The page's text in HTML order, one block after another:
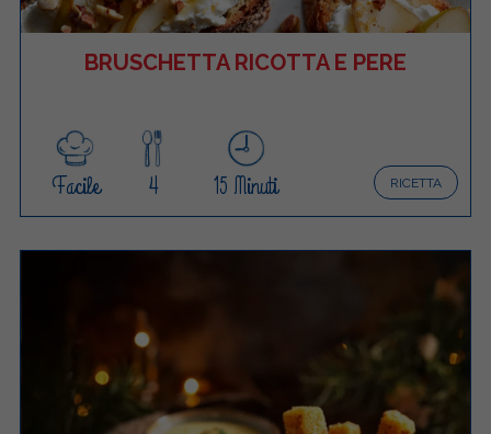
BRUSCHETTA RICOTTA E PERE
RICETTA
Facile 4 15 Minuti